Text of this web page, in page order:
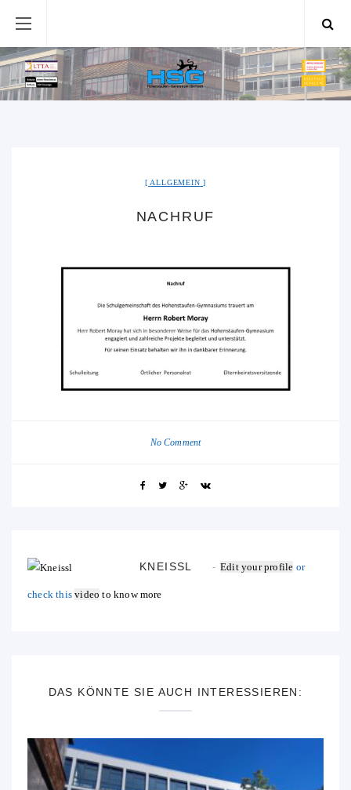
ALLGEMEIN
NACHRUF
No Comment
KNEISSL Edit your profile or
check thisvideo to know more
DAS KÖNNTE SIE AUCH INTERESSIEREN: